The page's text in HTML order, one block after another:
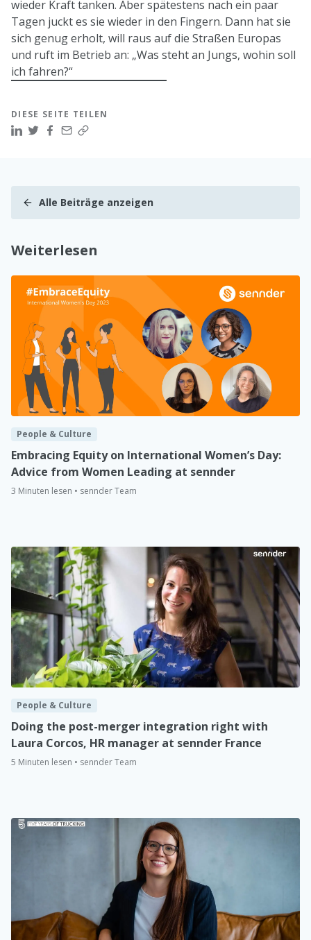
wieder Kraft tanken. Aber spätestens nach ein paar
Tagen juckt es sie wieder in den Fingern. Dann hat sie
sich genug erholt, will raus auf die Straßen Europas
und ruft im Betrieb an: „Was steht an Jungs, wohin soll
ich fahren?“
DIESE SEITE TEILEN
Alle Beiträge anzeigen
Weiterlesen
People & Culture
Embracing Equity on International Women’s Day:
Advice from Women Leading at sennder
3 Minuten lesen • sennder Team
People & Culture
Doing the post-merger integration right with
Laura Corcos, HR manager at sennder France
5 Minuten lesen • sennder Team